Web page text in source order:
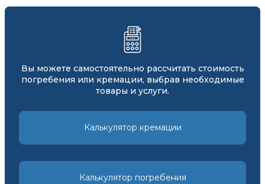
Вы можете самостоятельно рассчитать стоимость
погребения или кремации, выбрав необходимые
товары и услуги.
Калькулятор кремации
Калькулятор погребения